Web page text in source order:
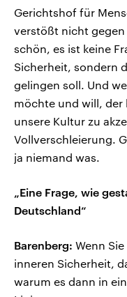
Gerichtshof für
verstößt nicht
schön, es ist keine
Sicherheit, sondern
gelingen soll. Und
möchte und will,
unsere Kultur zu
Vollverschleierung.
ja niemand was.
„Eine Frage, wie
Deutschland“
Barenberg: Wenn
inneren Sicherheit,
warum es dann in